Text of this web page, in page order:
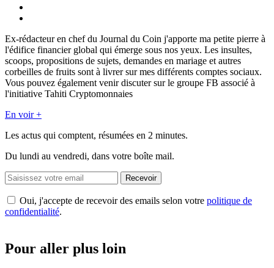
Ex-rédacteur en chef du Journal du Coin j'apporte ma petite pierre à
l'édifice financier global qui émerge sous nos yeux. Les insultes,
scoops, propositions de sujets, demandes en mariage et autres
corbeilles de fruits sont à livrer sur mes différents comptes sociaux.
Vous pouvez également venir discuter sur le groupe FB associé à
l'initiative Tahiti Cryptomonnaies
En voir +
Les actus qui comptent, résumées en 2 minutes.
Du lundi au vendredi, dans votre boîte mail.
Recevoir
Oui, j'accepte de recevoir des emails selon votre politique de
confidentialité.
Pour aller plus loin